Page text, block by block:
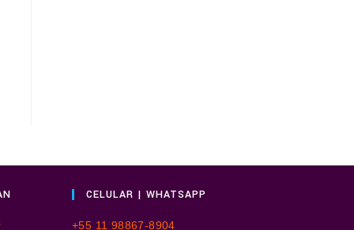
CELULAR | WHATSAPP
+55 11 98867-8904